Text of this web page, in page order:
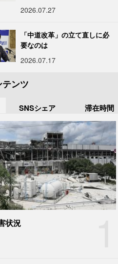
2026.07.27
「中道改革」の立て直しに必
要なのは
2026.07.17
ンツ
SNSシェア 滞在時間
状況